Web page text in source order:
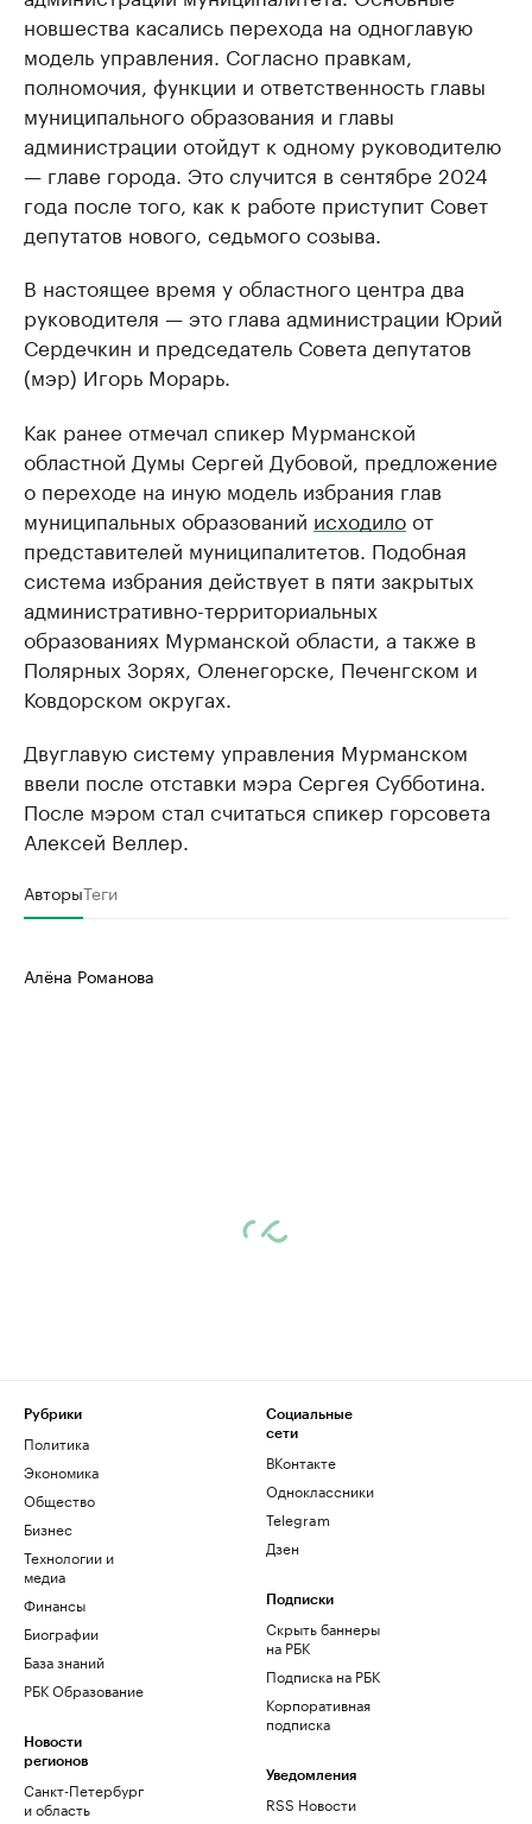
новшества касались перехода на одноглавую
модель управления. Согласно правкам,
полномочия, функции и ответственность главы
муниципального образования и главы
администрации отойдут к одному руководителю
— главе города. Это случится в сентябре 2024
года после того, как к работе приступит Совет
депутатов нового, седьмого созыва.
В настоящее время у областного центра два
руководителя — это глава администрации Юрий
Сердечкин и председатель Совета депутатов
(мэр) Игорь Морарь.
Как ранее отмечал спикер Мурманской
областной Думы Сергей Дубовой, предложение
о переходе на иную модель избрания глав
муниципальных образований исходилоот
представителей муниципалитетов. Подобная
система избрания действует в пяти закрытых
административно-территориальных
образованиях Мурманской области, а также в
Полярных Зорях, Оленегорске, Печенгском и
Ковдорском округах.
Двуглавую систему управления Мурманском
ввели после отставки мэра Сергея Субботина.
После мэром стал считаться спикер горсовета
Алексей Веллер.
АвторыТеги
Алёна Романова
Рубрики
Политика
Экономика
Общество
Бизнес
Технологии и
медиа
Финансы
Биографии
База знаний
РБК Образование
Новости
регионов
Санкт-Петербург
и область
Социальные
сети
ВКонтакте
Одноклассники
Telegram
Дзен
Подписки
Скрыть баннеры
на РБК
Подписка на РБК
Корпоративная
подписка
Уведомления
RSS Новости